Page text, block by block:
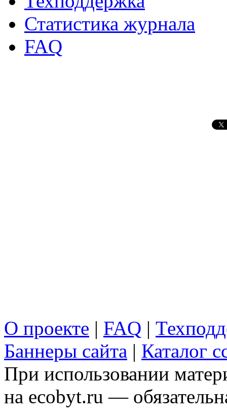
Статистика журнала
FAQ
О проекте | FAQ |
Баннеры сайта | Каталог
При использовании
на ecobyt.ru —